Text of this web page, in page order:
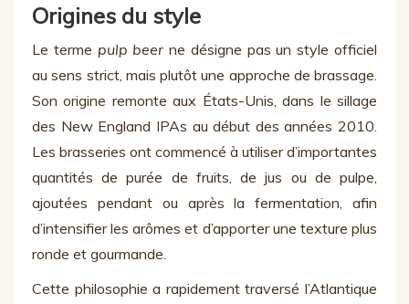
Origines du style
Le terme pulp beer ne désigne pas un style officiel
au sens strict, mais plutôt une approche de brassage.
Son origine remonte aux États-Unis, dans le sillage
des New England IPAs au début des années 2010.
Les brasseries ont commencé à utiliser d’importantes
quantités de purée de fruits, de jus ou de pulpe,
ajoutées pendant ou après la fermentation, afin
d’intensifier les arômes et d’apporter une texture plus
ronde et gourmande.
Cette philosophie a rapidement traversé l’Atlantique